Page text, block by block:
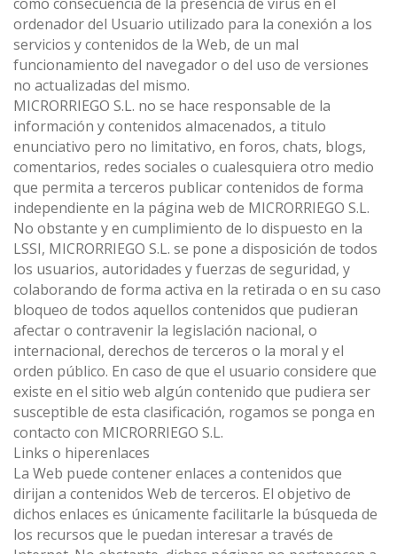
como consecuencia de la presencia de virus en el
ordenador del Usuario utilizado para la conexión a los
servicios y contenidos de la Web, de un mal
funcionamiento del navegador o del uso de versiones
no actualizadas del mismo.
MICRORRIEGO S.L. no se hace responsable de la
información y contenidos almacenados, a titulo
enunciativo pero no limitativo, en foros, chats, blogs,
comentarios, redes sociales o cualesquiera otro medio
que permita a terceros publicar contenidos de forma
independiente en la página web de MICRORRIEGO S.L.
No obstante y en cumplimiento de lo dispuesto en la
LSSI, MICRORRIEGO S.L. se pone a disposición de todos
los usuarios, autoridades y fuerzas de seguridad, y
colaborando de forma activa en la retirada o en su caso
bloqueo de todos aquellos contenidos que pudieran
afectar o contravenir la legislación nacional, o
internacional, derechos de terceros o la moral y el
orden público. En caso de que el usuario considere que
existe en el sitio web algún contenido que pudiera ser
susceptible de esta clasificación, rogamos se ponga en
contacto con MICRORRIEGO S.L.
Links o hiperenlaces
La Web puede contener enlaces a contenidos que
dirijan a contenidos Web de terceros. El objetivo de
dichos enlaces es únicamente facilitarle la búsqueda de
los recursos que le puedan interesar a través de